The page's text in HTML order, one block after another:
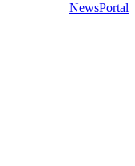
NewsPortal